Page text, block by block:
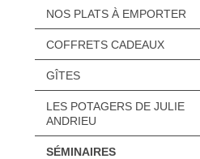
NOS PLATS À EMPORTER
COFFRETS CADEAUX
GÎTES
LES POTAGERS DE JULIE
ANDRIEU
SÉMINAIRES